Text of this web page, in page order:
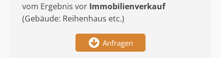
vom Ergebnis vor Immobilienverkauf
(Gebäude: Reihenhaus etc.)
Anfragen